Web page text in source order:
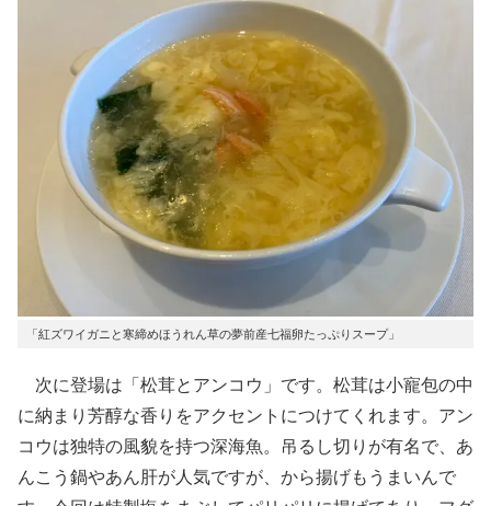
「紅ズワイガニと寒締めほうれん草の夢前産七福卵たっぷりスープ」
次に登場は「松茸とアンコウ」です。松茸は小寵包の中
に納まり芳醇な香りをアクセントにつけてくれます。アン
コウは独特の風貌を持つ深海魚。吊るし切りが有名で、あ
んこう鍋やあん肝が人気ですが、から揚げもうまいんで